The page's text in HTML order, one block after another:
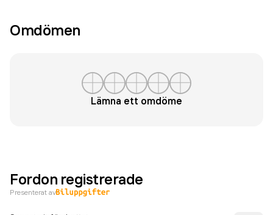
Omdömen
Lämna ett omdöme
Fordon registrerade
Presenterat av